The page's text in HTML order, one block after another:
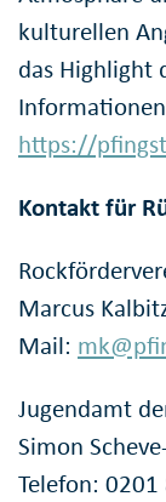
kulturellen
das Highlight
https://
Kontakt für
Marcus
Mail:
Jugendamt
Simon
Telefon: